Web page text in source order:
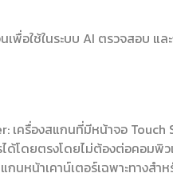
พื่อใช้ในระบบ AI ตรวจสอบ
เครื่องสแกนที่มีหน้าจอ
ด้โดยตรงโดยไม่ต้องต่อคอมพิว
นหน้าเคาน์เตอร์เฉพาะทางส